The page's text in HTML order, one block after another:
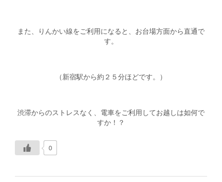
また、りんかい線をご利用になると、お台場方面から直通で
す。
（新宿駅から約２５分ほどです。）
渋滞からのストレスなく、電車をご利用してお越しは如何で
すか！？
0